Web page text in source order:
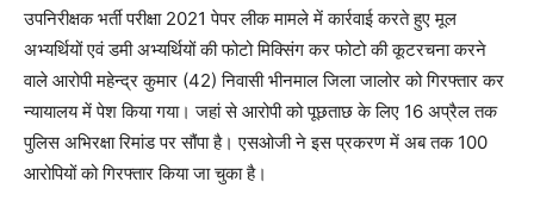
उपनिरीक्षक भर्ती परीक्षा 2021 पेपर लीक मामले में कार्रवाई करते हुए मूल
अभ्यर्थियों एवं डमी अभ्यर्थियों की फोटो मिक्सिंग कर फोटो की कूटरचना करने
वाले आरोपी महेन्द्र कुमार (42) निवासी भीनमाल जिला जालोर को गिरफ्तार कर
न्यायालय में पेश किया गया। जहां से आरोपी को पूछताछ के लिए 16 अप्रैल तक
पुलिस अभिरक्षा रिमांड पर सौंपा है। एसओजी ने इस प्रकरण में अब तक 100
आरोपियों को गिरफ्तार किया जा चुका है।